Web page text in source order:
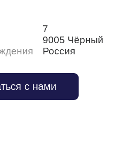
7
9005 Чёрный
Россия
с нами